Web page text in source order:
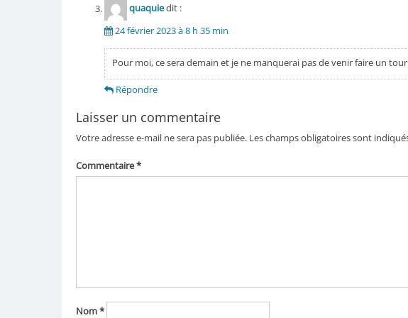
quaquiedit :
24 février 2023 à 8 h 35 min
Pour moi, ce sera demain et je ne manquerai pas de venir faire un
Répondre
Laisser un commentaire
Votre adresse e-mail ne sera pas publiée. Les champs obligatoires sont
Commentaire*
Nom*